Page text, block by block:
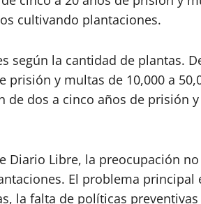
cultivando plantaciones.
según la cantidad de plantas.
prisión y multas de 10,000 a
de dos a cinco años de prisión
Diario Libre, la preocupación
El problema
la falta de políticas